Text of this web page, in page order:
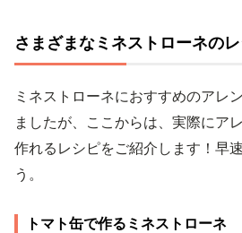
さまざまなミネストローネの
ミネストローネにおすすめのアレ
ましたが、ここからは、実際にア
作れるレシピをご紹介します！早
う。
トマト缶で作るミネストローネ